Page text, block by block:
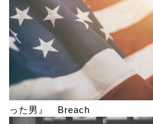
った男』 Breach